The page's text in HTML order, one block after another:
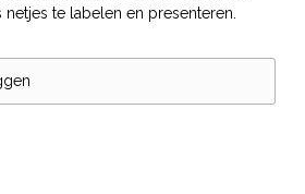
te labelen en presenteren.